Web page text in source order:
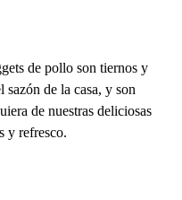
de pollo son tiernos y
de la casa, y son
de nuestras deliciosas
y refresco.